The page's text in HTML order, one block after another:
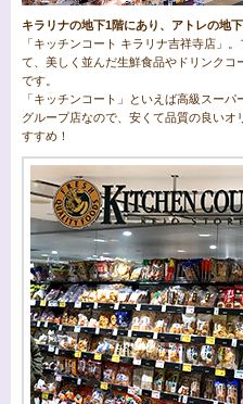
キラリナの地下1階にあり、アトレの地
「キッチンコート キラリナ吉祥寺店」
て、美しく並んだ生鮮食品やドリンクコ
です。
「キッチンコート」といえば高級スー
グループ店なので、安くて品質の良い
すすめ！